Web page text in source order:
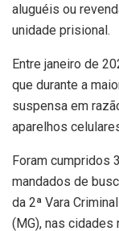
aluguéis ou
unidade prisional.
Entre janeiro de
que durante a
suspensa em
aparelhos
Foram cumpridos
mandados de
da 2ª Vara
(MG), nas cidades